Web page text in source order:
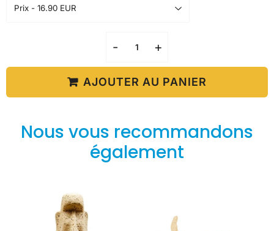
- +
AJOUTER AU PANIER
Nous vous recommandons
également